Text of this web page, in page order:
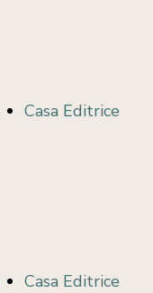
Casa Editrice
Pubblicazioni
Casa Editrice